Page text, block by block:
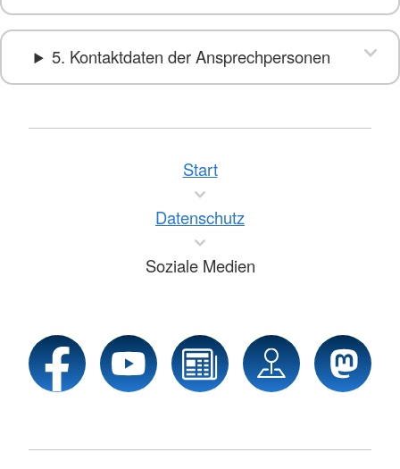
5. Kontaktdaten der Ansprechpersonen
Start
Datenschutz
Soziale Medien